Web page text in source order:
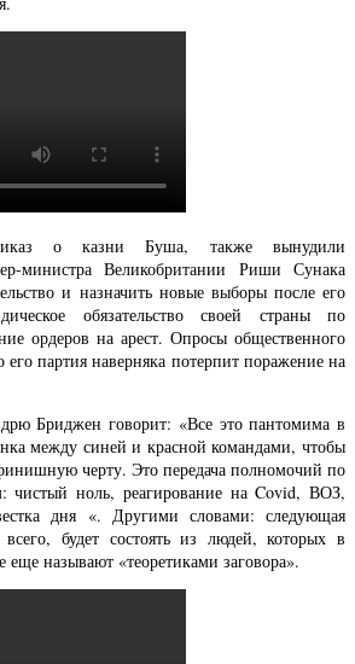
о казни Буша, также вынудили
министра Великобритании Риши Сунака
и назначить новые выборы после его
обязательство своей страны по
ордеров на арест. Опросы общественного
партия наверняка потерпит поражение на
Бриджен говорит: «Все это пантомима в
между синей и красной командами, чтобы
черту. Это передача полномочий по
чистый ноль, реагирование на Covid, ВОЗ,
дня «. Другими словами: следующая
всего, будет состоять из людей, которых в
называют «теоретиками заговора».